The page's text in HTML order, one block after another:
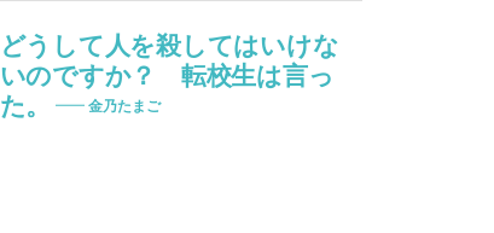
どうして人を殺してはいけな
いのですか？ 転校生は言っ
た。
金乃たまご